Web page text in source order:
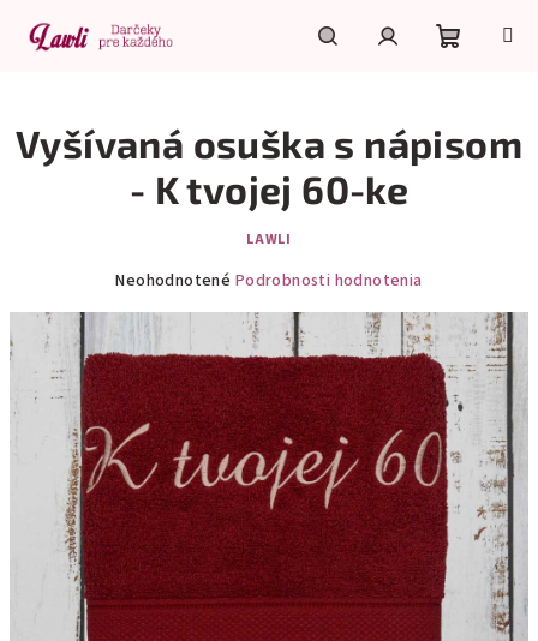
obsah
košík
Vyšívaná osuška s nápisom
- K tvojej 60-ke
LAWLI
produktu
je
hviezdičiek.
Neohodnotené Podrobnosti hodnotenia